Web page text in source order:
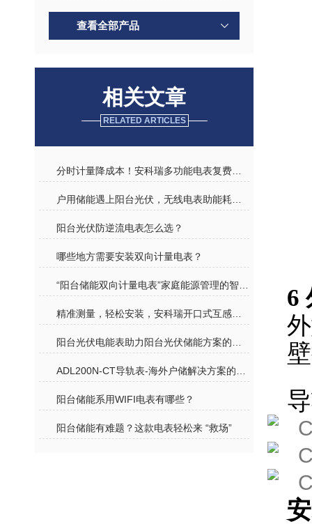
查看全部产品
相关文章
RELATED ARTICLES
阳台光伏防逆流电表怎么选？
哪些地方需要安装双向计量电表？
阳台储能系用WIFI电表有哪些？
阳台储能有难题？这款电表轻松来 “救场”
6